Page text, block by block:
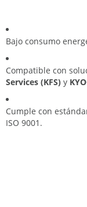
Bajo consumo
Compatible con
Services (KFS) y
Cumple con
ISO 9001.